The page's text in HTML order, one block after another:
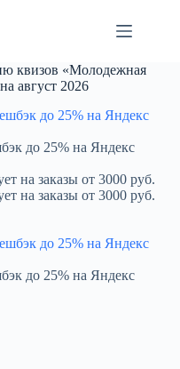
квизов «Молодежная
август 2026
до 25% на Яндекс
на заказы от 3000 руб.
на заказы от 3000 руб.
до 25% на Яндекс